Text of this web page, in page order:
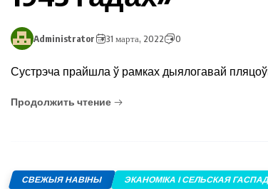
Administrator 31 марта, 2022 0
Сустрэча прайшла ў рамках дыялогавай
Продолжить чтение
СВЕЖЫЯ НАВІНЫ ЭКАНОМІКА І СЕЛЬСКАЯ